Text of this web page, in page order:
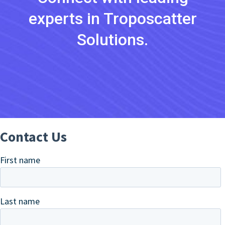
experts in Troposcatter
Solutions.